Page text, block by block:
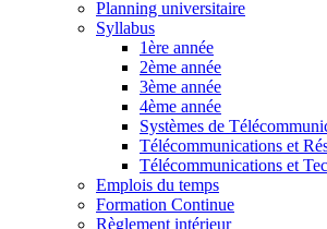
Planning universitaire
Syllabus
1ère année
2ème année
3ème année
4ème année
Systèmes de
Télécommunications et
Télécommunications et
Emplois du temps
Formation Continue
Règlement intérieur